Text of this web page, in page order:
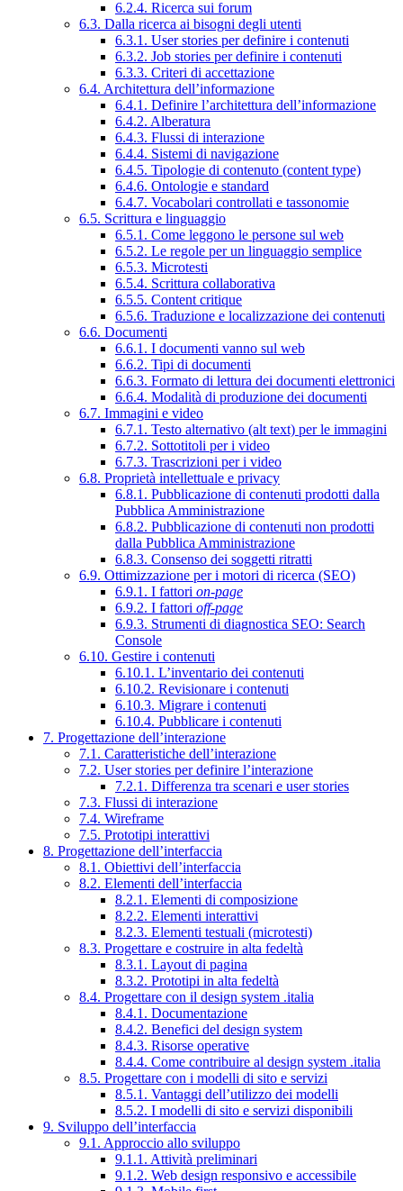
6.2.4. Ricerca sui forum
6.3. Dalla ricerca ai bisogni degli utenti
6.3.1. User stories per definire i contenuti
6.3.2. Job stories per definire i contenuti
6.3.3. Criteri di accettazione
6.4. Architettura dell’informazione
6.4.1. Definire l’architettura dell’informazione
6.4.2. Alberatura
6.4.3. Flussi di interazione
6.4.4. Sistemi di navigazione
6.4.5. Tipologie di contenuto (content type)
6.4.6. Ontologie e standard
6.4.7. Vocabolari controllati e tassonomie
6.5. Scrittura e linguaggio
6.5.1. Come leggono le persone sul web
6.5.2. Le regole per un linguaggio semplice
6.5.3. Microtesti
6.5.4. Scrittura collaborativa
6.5.5. Content critique
6.5.6. Traduzione e localizzazione dei contenuti
6.6. Documenti
6.6.1. I documenti vanno sul web
6.6.2. Tipi di documenti
6.6.3. Formato di lettura dei documenti elettronici
6.6.4. Modalità di produzione dei documenti
6.7. Immagini e video
6.7.1. Testo alternativo (alt text) per le immagini
6.7.2. Sottotitoli per i video
6.7.3. Trascrizioni per i video
6.8. Proprietà intellettuale e privacy
6.8.1. Pubblicazione di contenuti prodotti dalla
Pubblica Amministrazione
6.8.2. Pubblicazione di contenuti non prodotti
dalla Pubblica Amministrazione
6.8.3. Consenso dei soggetti ritratti
6.9. Ottimizzazione per i motori di ricerca (SEO)
6.9.1. I fattori on-page
6.9.2. I fattori off-page
6.9.3. Strumenti di diagnostica SEO: Search
Console
6.10. Gestire i contenuti
6.10.1. L’inventario dei contenuti
6.10.2. Revisionare i contenuti
6.10.3. Migrare i contenuti
6.10.4. Pubblicare i contenuti
7. Progettazione dell’interazione
7.1. Caratteristiche dell’interazione
7.2. User stories per definire l’interazione
7.2.1. Differenza tra scenari e user stories
7.3. Flussi di interazione
7.4. Wireframe
7.5. Prototipi interattivi
8. Progettazione dell’interfaccia
8.1. Obiettivi dell’interfaccia
8.2. Elementi dell’interfaccia
8.2.1. Elementi di composizione
8.2.2. Elementi interattivi
8.2.3. Elementi testuali (microtesti)
8.3. Progettare e costruire in alta fedeltà
8.3.1. Layout di pagina
8.3.2. Prototipi in alta fedeltà
8.4. Progettare con il design system .italia
8.4.1. Documentazione
8.4.2. Benefici del design system
8.4.3. Risorse operative
8.4.4. Come contribuire al design system .italia
8.5. Progettare con i modelli di sito e servizi
8.5.1. Vantaggi dell’utilizzo dei modelli
8.5.2. I modelli di sito e servizi disponibili
9. Sviluppo dell’interfaccia
9.1. Approccio allo sviluppo
9.1.1. Attività preliminari
9.1.2. Web design responsivo e accessibile